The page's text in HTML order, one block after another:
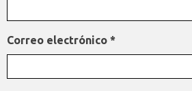
Correo electrónico *